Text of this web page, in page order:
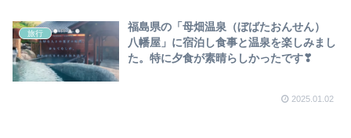
旅行
福島県の「母畑温泉（ぼばたおんせん）
八幡屋」に宿泊し食事と温泉を楽しみまし
た。特に夕食が素晴らしかったです❣
2025.01.02